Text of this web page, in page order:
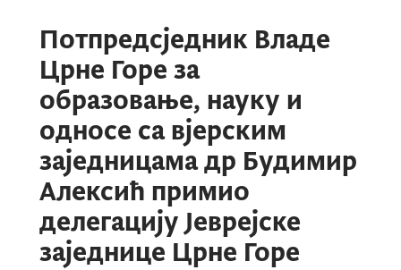
Потпредсједник Владе
Црне Горе за
образовање, науку и
односе са вјерским
заједницама др Будимир
Алексић примио
делегацију Јеврејске
заједнице Црне Горе